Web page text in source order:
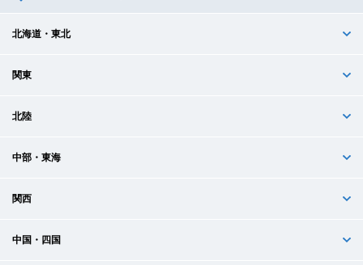
北海道・東北
関東
北陸
中部・東海
関西
中国・四国